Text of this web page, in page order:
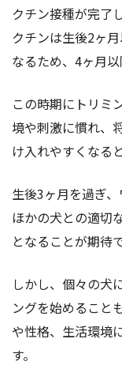
クチン接種が完了
クチンは生後2ヶ
なるため、4ヶ月
この時期にトリミ
境や刺激に慣れ、
け入れやすくなる
生後3ヶ月を過ぎ
ほかの犬との適切
となることが期待
しかし、個々の犬
ングを始めること
や性格、生活環境
す。